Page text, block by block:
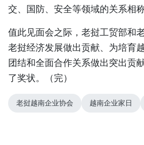
交、国防、安全等领域的关系相称
值此见面会之际，老挝工贸部和
老挝经济发展做出贡献、为培育
团结和全面合作关系做出突出贡
了奖状。（完）
老挝越南企业协会 越南企业家日